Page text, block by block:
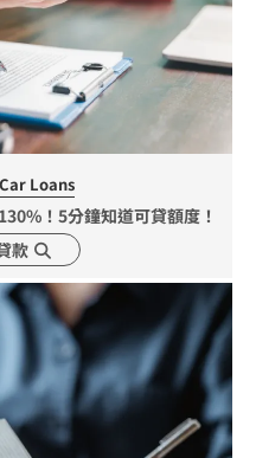
Car Loans
！5分鐘知道可貸額度！
款